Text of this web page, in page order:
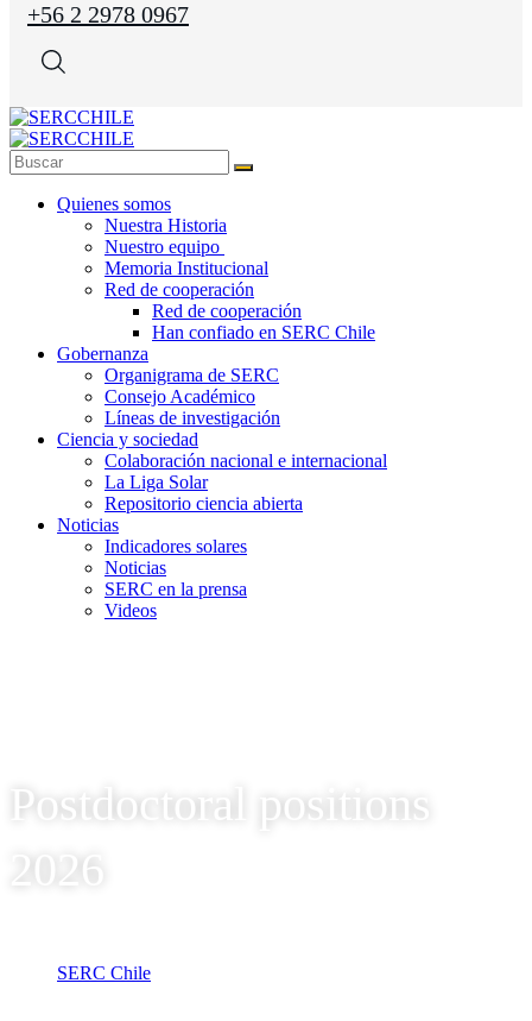
+56 2 2978 0967
Quienes somos
Nuestra Historia
Nuestro equipo
Memoria Institucional
Red de cooperación
Red de cooperación
Han confiado en SERC Chile
Gobernanza
Organigrama de SERC
Consejo Académico
Líneas de investigación
Ciencia y sociedad
Colaboración nacional e internacional
La Liga Solar
Repositorio ciencia abierta
Noticias
Indicadores solares
Noticias
SERC en la prensa
Videos
Postdoctoral positions
2026
SERC Chile